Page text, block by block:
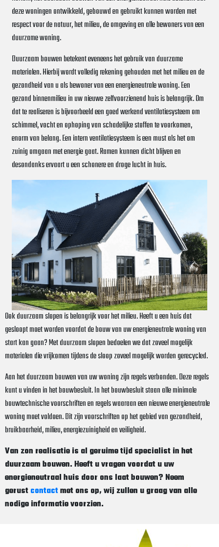
deze woningen ontwikkeld, gebouwd en gebruikt kunnen worden met
respect voor de natuur, het milieu, de omgeving en alle bewoners van een
duurzame woning.
Duurzaam bouwen betekent eveneens het gebruik van duurzame
materialen. Hierbij wordt volledig rekening gehouden met het milieu en de
gezondheid van u als bewoner van een energieneutrale woning. Een
gezond binnenmilieu in uw nieuwe zelfvoorzienend huis is belangrijk. Om
dat te realiseren is bijvoorbeeld een goed werkend ventilatiesysteem om
schimmel, vocht en ophoping van schadelijke stoffen te voorkomen,
enorm van belang. Een intern ventilatiesysteem is een must als het om
zuinig omgaan met energie gaat. Ramen kunnen dicht blijven en
desondanks ervaart u een schonere en droge lucht in huis.
Ook duurzaam slopen is belangrijk voor het milieu. Heeft u een huis dat
gesloopt moet worden voordat de bouw van uw energieneutrale woning van
start kan gaan? Met duurzaam slopen bedoelen we dat zoveel mogelijk
materialen die vrijkomen tijdens de sloop zoveel mogelijk worden gerecycled.
Aan het duurzaam bouwen van uw woning zijn regels verbonden. Deze regels
kunt u vinden in het bouwbesluit. In het bouwbesluit staan alle minimale
bouwtechnische voorschriften en regels waaraan een nieuwe energieneutrale
woning moet voldoen. Dit zijn voorschriften op het gebied van gezondheid,
bruikbaarheid, milieu, energiezuinigheid en veiligheid.
Van zon realisatie is al geruime tijd specialist in het
duurzaam bouwen. Heeft u vragen voordat u uw
energieneutraal huis door ons laat bouwen? Neem
gerustcontactmet ons op, wij zullen u graag van alle
nodige informatie voorzien.